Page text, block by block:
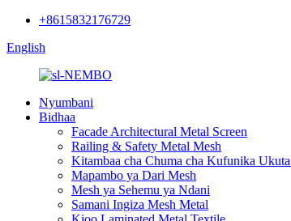
+8615832176729
English
Nyumbani
Bidhaa
Facade Architectural Metal Screen
Railing & Safety Metal Mesh
Kitambaa cha Chuma cha Kufunika
Mapambo ya Dari Mesh
Mesh ya Sehemu ya Ndani
Samani Ingiza Mesh Metal